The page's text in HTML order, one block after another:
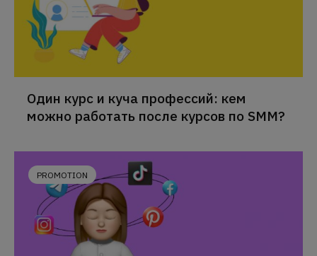
Один курс и куча профессий: кем
можно работать после курсов по SMM?
PROMOTION